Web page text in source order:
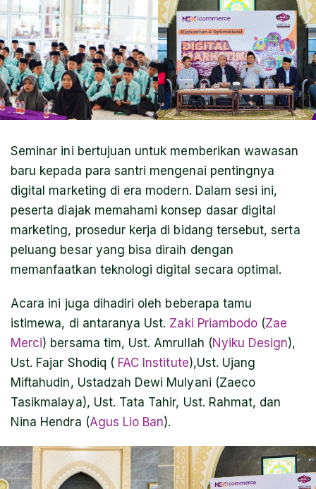
Seminar ini bertujuan untuk memberikan wawasan
baru kepada para santri mengenai pentingnya
digital marketing di era modern. Dalam sesi ini,
peserta diajak memahami konsep dasar digital
marketing, prosedur kerja di bidang tersebut, serta
peluang besar yang bisa diraih dengan
memanfaatkan teknologi digital secara optimal.
Acara ini juga dihadiri oleh beberapa tamu
istimewa, di antaranya Ust. Zaki Priambodo (Zae
Merci) bersama tim, Ust. Amrullah (Nyiku Design),
Ust. Fajar Shodiq ( FAC Institute),Ust. Ujang
Miftahudin, Ustadzah Dewi Mulyani (Zaeco
Tasikmalaya), Ust. Tata Tahir, Ust. Rahmat, dan
Nina Hendra (Agus Lio Ban).